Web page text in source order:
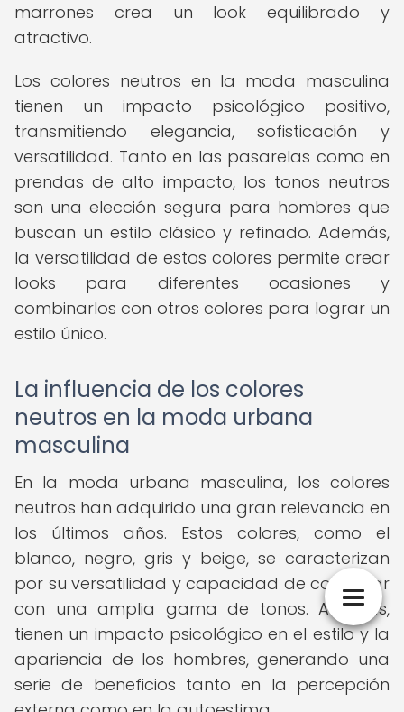
marrones crea un look equilibrado y
atractivo.
Los colores neutros en la moda masculina
tienen un impacto psicológico positivo,
transmitiendo elegancia, sofisticación y
versatilidad. Tanto en las pasarelas como en
prendas de alto impacto, los tonos neutros
son una elección segura para hombres que
buscan un estilo clásico y refinado. Además,
la versatilidad de estos colores permite crear
looks para diferentes ocasiones y
combinarlos con otros colores para lograr un
estilo único.
La influencia de los colores
neutros en la moda urbana
masculina
En la moda urbana masculina, los colores
neutros han adquirido una gran relevancia en
los últimos años. Estos colores, como el
blanco, negro, gris y beige, se caracterizan
por su versatilidad y capacidad de combinar
con una amplia gama de tonos. Además,
tienen un impacto psicológico en el estilo y la
apariencia de los hombres, generando una
serie de beneficios tanto en la percepción